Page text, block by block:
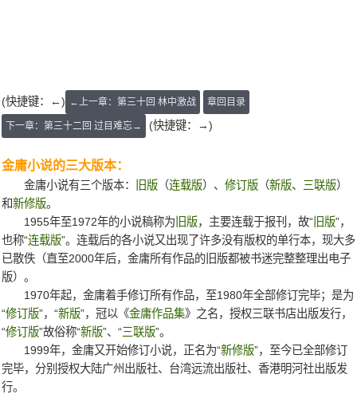
(快捷键：←) ←上一章：第三十回 林中激战 章回目录
下一章：第三十二回 过目难忘→ (快捷键：→)
金庸小说的三大版本：
金庸小说有三个版本： 旧版 （连载版）、 修订版 （新版、 三联版）
和新修版。
1955年至1972年的小说稿称为 旧版，主要连载于报刊，故“ 旧版”，
也称“连载版”。连载后的各小说又出现了许多没有版权的单行本，现大多
已散佚（直至2000年后，金庸所有作品的旧版都被书迷完整整理出电子
版）。
1970年起，金庸着手修订所有作品，至1980年全部修订完毕；是为
“修订版”，“新版”，冠以《金庸作品集》之名，授权三联书店出版发行，
“修订版”故俗称“新版”、“三联版”。
1999年，金庸又开始修订小说，正名为“新修版”，至今已全部修订
完毕，分别授权大陆广州出版社、台湾远流出版社、香港明河社出版发
行。